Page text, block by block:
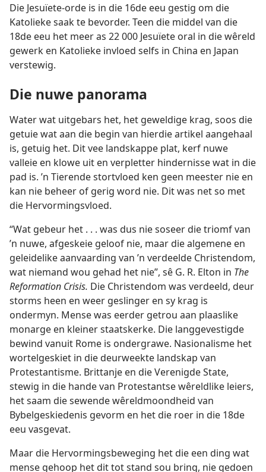
Die Jesuïete-orde is in die 16de eeu gestig om die
Katolieke saak te bevorder. Teen die middel van die
18de eeu het meer as 22 000 Jesuïete oral in die wêreld
gewerk en Katolieke invloed selfs in China en Japan
verstewig.
Die nuwe panorama
Water wat uitgebars het, het geweldige krag, soos die
getuie wat aan die begin van hierdie artikel aangehaal
is, getuig het. Dit vee landskappe plat, kerf nuwe
valleie en klowe uit en verpletter hindernisse wat in die
pad is. ’n Tierende stortvloed ken geen meester nie en
kan nie beheer of gerig word nie. Dit was net so met
die Hervormingsvloed.
“Wat gebeur het . . . was dus nie soseer die triomf van
’n nuwe, afgeskeie geloof nie, maar die algemene en
geleidelike aanvaarding van ’n verdeelde Christendom,
wat niemand wou gehad het nie”, sê G. R. Elton in The
Reformation Crisis. Die Christendom was verdeeld, deur
storms heen en weer geslinger en sy krag is
ondermyn. Mense was eerder getrou aan plaaslike
monarge en kleiner staatskerke. Die langgevestigde
bewind vanuit Rome is ondergrawe. Nasionalisme het
wortelgeskiet in die deurweekte landskap van
Protestantisme. Brittanje en die Verenigde State,
stewig in die hande van Protestantse wêreldlike leiers,
het saam die sewende wêreldmoondheid van
Bybelgeskiedenis gevorm en het die roer in die 18de
eeu vasgevat.
Maar die Hervormingsbeweging het die een ding wat
mense gehoop het dit tot stand sou bring, nie gedoen